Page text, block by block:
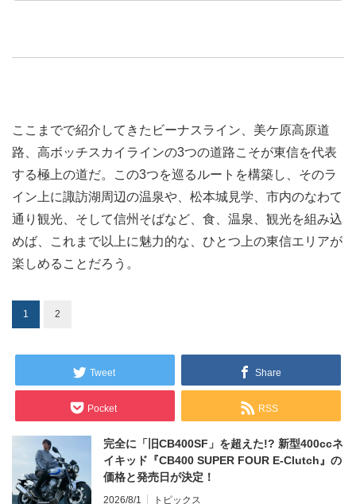
ここまでで紹介してきたビーナスライン、美ケ原高原道
路、高ボッチスカイラインの3つの道路こそが東信を代表
する極上の道だ。この3つを巡るルートを構築し、そのラ
イン上に諏訪湖周辺の温泉や、松本城見学、市内のなわて
通り観光、そして信州そばなど、食、温泉、観光を組み込
めば、これまで以上に魅力的な、ひとつ上の東信エリアが
楽しめることだろう。
1 2
Tweet Share
Pocket RSS
完全に「旧CB400SF」を超えた!? 新型400ccネ
イキッド『CB400 SUPER FOUR E-Clutch』の
価格と発売日が決定！
2026/8/1 トピックス